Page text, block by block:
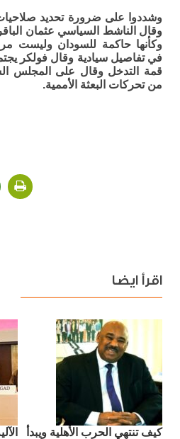
وشددوا على ضرورة تحديد صلاحيات
وقال الناشط السياسي عثمان
وكأنها حاكمة للسودان وليست
في تفاصيل سيادية وقال فولكر
قمة التدخل وقال على المجلس
من تحركات البعثة الأممية.
اقرأ ايضا
كيف تنتهي الحرب الأهلية ويبدأ